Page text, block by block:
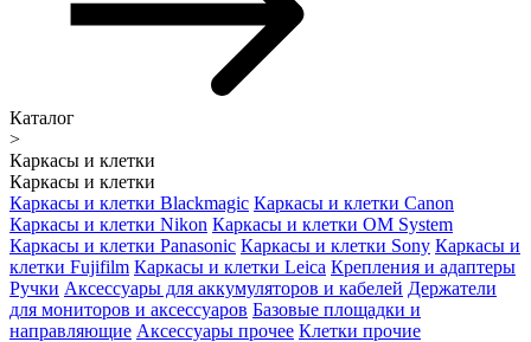
Каталог
>
Каркасы и клетки
Каркасы и клетки
Каркасы и клетки Blackmagic Каркасы и клетки Canon
Каркасы и клетки Nikon Каркасы и клетки OM System
Каркасы и клетки Panasonic Каркасы и клетки Sony Каркасы и
клетки Fujifilm Каркасы и клетки Leica Крепления и адаптеры
Ручки Аксессуары для аккумуляторов и кабелей Держатели
для мониторов и аксессуаров Базовые площадки и
направляющие Аксессуары прочее Клетки прочие